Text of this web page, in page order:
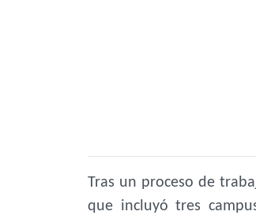
Tras un proceso de
que incluyó tres